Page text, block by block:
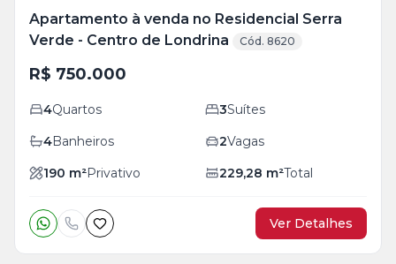
Apartamento à venda no Residencial Serra
Verde - Centro de Londrina
Cód. 8620
R$ 750.000
4Quartos 3Suítes
4Banheiros 2Vagas
190 m²Privativo 229,28 m²Total
Ver Detalhes